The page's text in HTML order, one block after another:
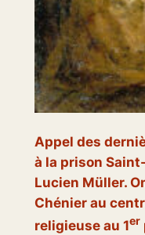
Appel des
à la prison
Lucien Müller.
Chénier au
religieuse au 1er